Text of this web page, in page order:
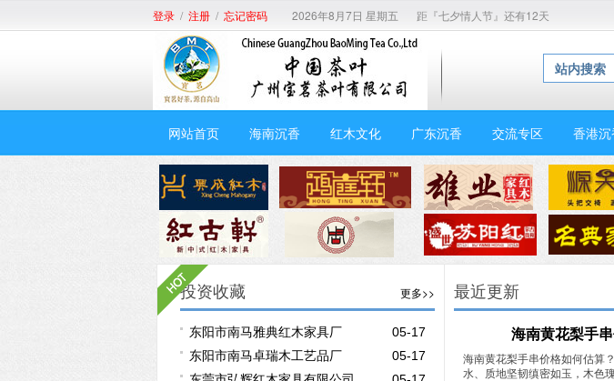
登录 / 注册 / 忘记密码 2026年8月7日 星期五 距『七夕情人节』还有12天
站内搜索
网站首页 海南沉香 红木文化 广东沉香 交流专区 香港沉
更多>>
投资收藏
05-17
东阳市南马雅典红木家具厂
05-17
东阳市南马卓瑞木工艺品厂
最近更新
海南黄花梨手
海南黄花梨手串价格如何估算
水、质地坚韧缜密如玉，木色